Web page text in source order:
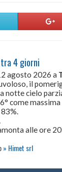
4 giorni
agosto 2026 a
il
notte cielo
come
alle ore
Himet srl